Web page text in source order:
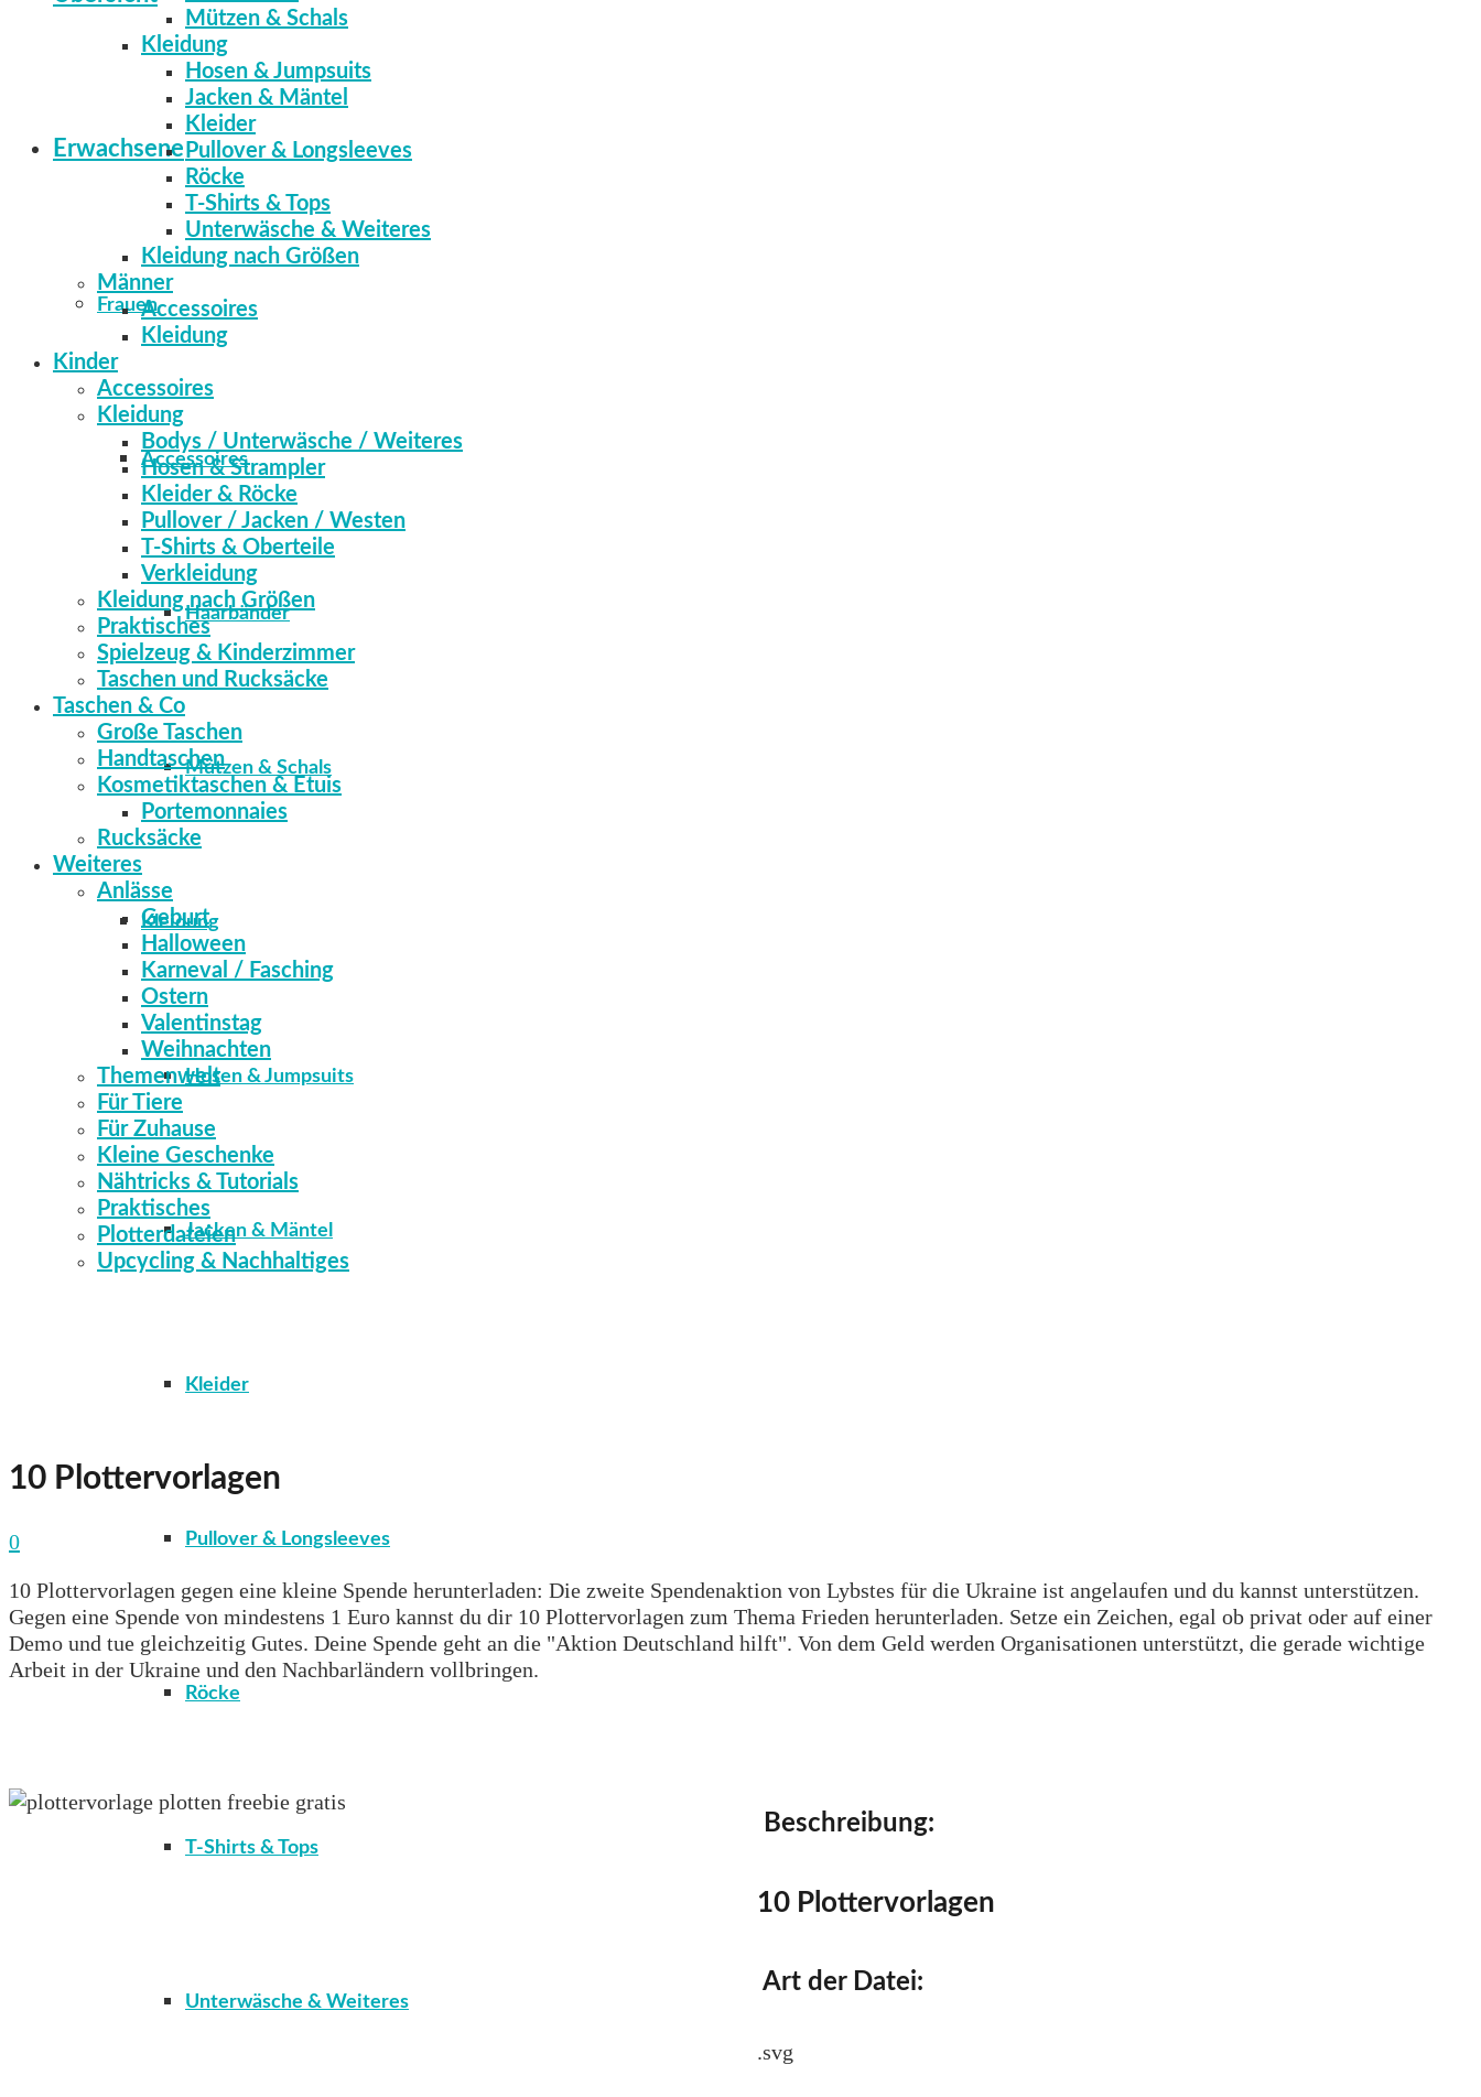
Erwachsene
Frauen
Accessoires
Haarbänder
Mützen & Schals
Kleidung
Hosen & Jumpsuits
Jacken & Mäntel
Kleider
Pullover & Longsleeves
Röcke
T-Shirts & Tops
Unterwäsche & Weiteres
Mützen & Schals
Kleidung
Hosen & Jumpsuits
Jacken & Mäntel
Kleider
Pullover & Longsleeves
Röcke
T-Shirts & Tops
Unterwäsche & Weiteres
Kleidung nach Größen
Männer
Accessoires
Kleidung
Kinder
Accessoires
Kleidung
Bodys / Unterwäsche / Weiteres
Hosen & Strampler
Kleider & Röcke
Pullover / Jacken / Westen
T-Shirts & Oberteile
Verkleidung
Kleidung nach Größen
Praktisches
Spielzeug & Kinderzimmer
Taschen und Rucksäcke
Taschen & Co
Große Taschen
Handtaschen
Kosmetiktaschen & Etuis
Portemonnaies
Rucksäcke
Weiteres
Anlässe
Geburt
Halloween
Karneval / Fasching
Ostern
Valentinstag
Weihnachten
Themenwelt
Für Tiere
Für Zuhause
Kleine Geschenke
Nähtricks & Tutorials
Praktisches
Plotterdateien
Upcycling & Nachhaltiges
10 Plottervorlagen
0
10 Plottervorlagen gegen eine kleine Spende herunterladen: Die zweite Spendenaktion von Lybstes für die Ukraine ist angelaufen und du kannst unterstützen.
Gegen eine Spende von mindestens 1 Euro kannst du dir 10 Plottervorlagen zum Thema Frieden herunterladen. Setze ein Zeichen, egal ob privat oder auf einer
Demo und tue gleichzeitig Gutes. Deine Spende geht an die "Aktion Deutschland hilft". Von dem Geld werden Organisationen unterstützt, die gerade wichtige
Arbeit in der Ukraine und den Nachbarländern vollbringen.
Beschreibung:
10 Plottervorlagen
Art der Datei:
.svg